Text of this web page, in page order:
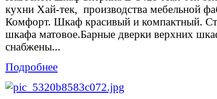
кухни Хай-тек, производства мебельной
Комфорт. Шкаф красивый и компактный.
шкафа матовое.Барные дверки верхних
снабжены...
Подробнее